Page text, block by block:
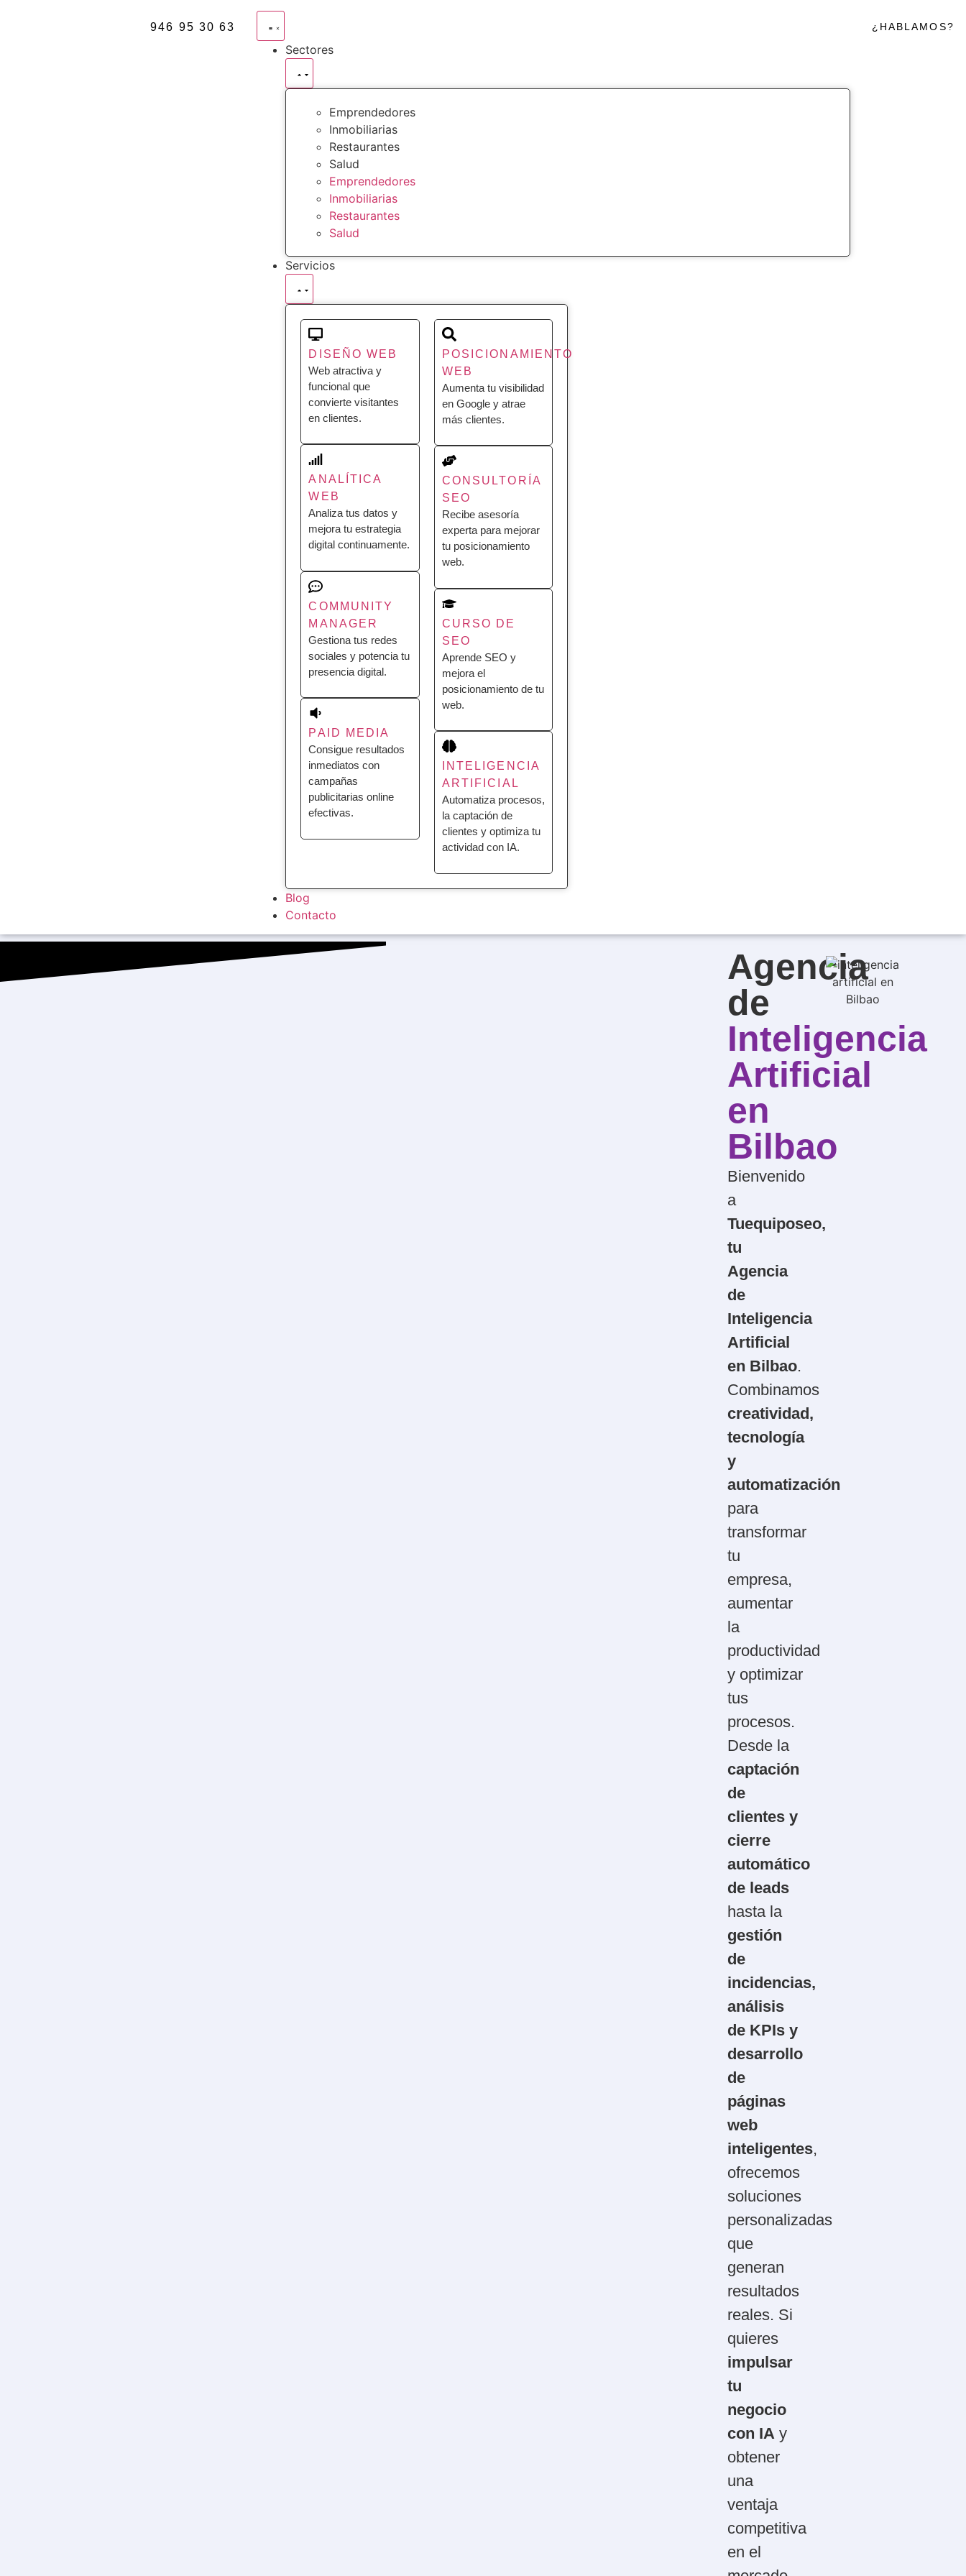
946 95 30 63
Sectores
Emprendedores
Inmobiliarias
Restaurantes
Salud
Emprendedores
Inmobiliarias
Restaurantes
Salud
Servicios
DISEÑO WEB
Web atractiva y
funcional que
convierte visitantes
en clientes.
ANALÍTICA
WEB
Analiza tus datos y
mejora tu estrategia
digital continuamente.
COMMUNITY
MANAGER
Gestiona tus redes
sociales y potencia tu
presencia digital.
PAID MEDIA
Consigue resultados
inmediatos con
campañas
publicitarias online
efectivas.
POSICIONAMIENTO
WEB
Aumenta tu visibilidad
en Google y atrae
más clientes.
CONSULTORÍA
SEO
Recibe asesoría
experta para mejorar
tu posicionamiento
web.
CURSO DE
SEO
Aprende SEO y
mejora el
posicionamiento de tu
web.
INTELIGENCIA
ARTIFICIAL
Automatiza procesos,
la captación de
clientes y optimiza tu
actividad con IA.
Blog
Contacto
¿HABLAMOS?
Agencia
de
Inteligencia
Artificial
en
Bilbao
Bienvenido
a
Tuequiposeo,
tu
Agencia
de
Inteligencia
Artificial
en Bilbao.
Combinamos
creatividad,
tecnología
y
automatización
para
transformar
tu
empresa,
aumentar
la
productividad
y optimizar
tus
procesos.
Desde la
captación
de
clientes y
cierre
automático
de leads
hasta la
gestión
de
incidencias,
análisis
de KPIs y
desarrollo
de
páginas
web
inteligentes,
ofrecemos
soluciones
personalizadas
que
generan
resultados
reales. Si
quieres
impulsar
tu
negocio
con IA y
obtener
una
ventaja
competitiva
en el